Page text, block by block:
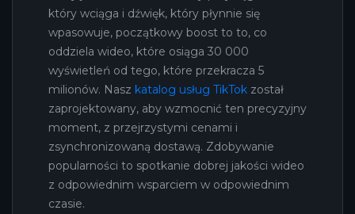
który wciąga i dźwięk, który płynnie się
wpasowuje, początkowy boost to to, co
oddziela wideo, które osiąga 30 000
wyświetleń od tego, które przekracza 5
milionów. Nasz katalog usług TikTok został
zaprojektowany, aby wzmocnić ten precyzyjny
moment, z przejrzystymi cenami i
zsynchronizowaną dostawą. Zdobywanie
popularności to spotkanie dobrej jakości wideo
z odpowiednim wsparciem w odpowiednim
czasie.